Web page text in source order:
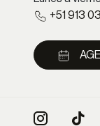
+51 913